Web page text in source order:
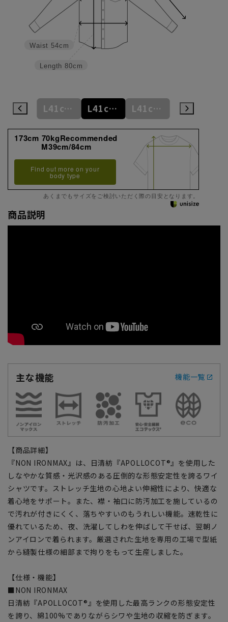
Length 80cm
Waist 54cm
L41cm/82cm L41cm/84cm L41cm/86cm
173cm 70kgRecommended
M39cm/84cm
Find out more on your
body type
あくまでもサイズをご検討いただく際の目安となります。
商品説明
主な機能 機能一覧
【商品詳細】
『NON IRONMAX』は、日清紡『APOLLOCOT®』を使用した
しなやかな質感・光沢感のある圧倒的な形態安定性を誇るワイ
シャツです。ストレッチ生地の心地よい伸縮性により、快適な
着心地をサポート。また、襟・袖口に防汚加工を施しているの
で汚れが付きにくく、落ちやすいのもうれしい機能。速乾性に
優れているため、夜、洗濯してしわを伸ばして干せば、翌朝ノ
ンアイロンで着られます。厳選された生地を専用の工場で型紙
から縫製仕様の細部まで拘りをもって生産しました。
【仕様・機能】
■NON IRONMAX
日清紡『APOLLOCOT®』を使用した最高ランクの形態安定性
を誇り、綿100%でありながらシワや生地の収縮を防ぎます。